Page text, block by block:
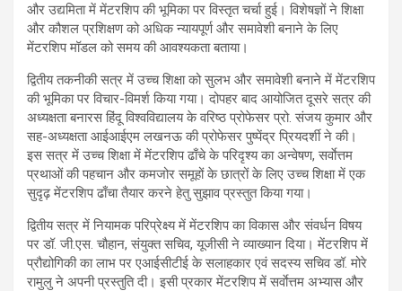
और उद्यमिता में मेंटरशिप की भूमिका पर विस्तृत चर्चा हुई। विशेषज्ञों ने शिक्षा
और कौशल प्रशिक्षण को अधिक न्यायपूर्ण और समावेशी बनाने के लिए
मेंटरशिप मॉडल को समय की आवश्यकता बताया।
द्वितीय तकनीकी सत्र में उच्च शिक्षा को सुलभ और समावेशी बनाने में मेंटरशिप
की भूमिका पर विचार-विमर्श किया गया। दोपहर बाद आयोजित दूसरे सत्र की
अध्यक्षता बनारस हिंदू विश्वविद्यालय के वरिष्ठ प्रोफेसर प्रो. संजय कुमार और
सह-अध्यक्षता आईआईएम लखनऊ की प्रोफेसर पुष्पेंद्र प्रियदर्शी ने की।
इस सत्र में उच्च शिक्षा में मेंटरशिप ढाँचे के परिदृश्य का अन्वेषण, सर्वाेत्तम
प्रथाओं की पहचान और कमजोर समूहों के छात्रों के लिए उच्च शिक्षा में एक
सुदृढ़ मेंटरशिप ढाँचा तैयार करने हेतु सुझाव प्रस्तुत किया गया।
द्वितीय सत्र में नियामक परिप्रेक्ष्य में मेंटरशिप का विकास और संवर्धन विषय
पर डॉ. जी.एस. चौहान, संयुक्त सचिव, यूजीसी ने व्याख्यान दिया। मेंटरशिप में
प्रौद्योगिकी का लाभ पर एआईसीटीई के सलाहकार एवं सदस्य सचिव डॉ. मोरे
रामुलु ने अपनी प्रस्तुति दी। इसी प्रकार मेंटरशिप में सर्वाेत्तम अभ्यास और